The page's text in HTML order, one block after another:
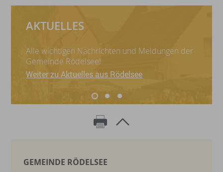
AKTUELLES
Alle wichtigen Nachrichten und Meldungen der
Gemeinde Rödelsee!
Weiter zu Aktuelles aus Rödelsee
GEMEINDE RÖDELSEE